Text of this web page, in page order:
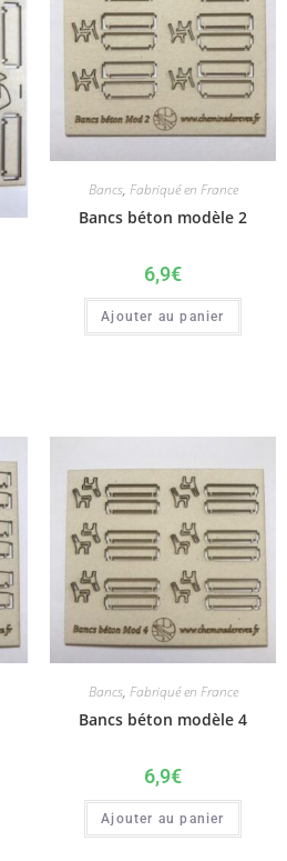
Bancs, Fabriqué en France
Bancs béton modèle 2
6,9€
Ajouter au panier
Bancs, Fabriqué en France
Bancs béton modèle 4
6,9€
Ajouter au panier